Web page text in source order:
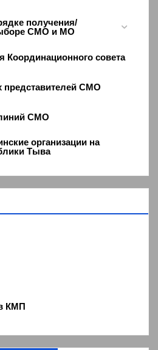
получения/
СМО и МО
Координационного совета
представителей СМО
СМО
организации на
Тыва
КМП